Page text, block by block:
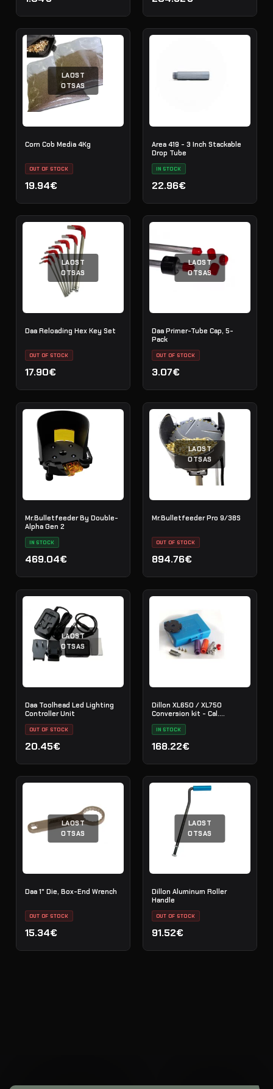
LAOST
OTSAS
Corn Cob Media 4Kg
OUT OF STOCK
19.94€
Area 419 - 3 Inch Stackable
Drop Tube
IN STOCK
22.96€
LAOST
OTSAS
Daa Reloading Hex Key Set
OUT OF STOCK
17.90€
LAOST
OTSAS
Daa Primer-Tube Cap, 5-
Pack
OUT OF STOCK
3.07€
Mr.Bulletfeeder By Double-
Alpha Gen 2
IN STOCK
469.04€
LAOST
OTSAS
Mr.Bulletfeeder Pro 9/38S
OUT OF STOCK
894.76€
LAOST
OTSAS
Daa Toolhead Led Lighting
Controller Unit
OUT OF STOCK
20.45€
Dillon XL650 / XL750
Conversion kit - Cal.
IN STOCK
168.22€
LAOST
OTSAS
Daa 1" Die, Box-End Wrench
OUT OF STOCK
15.34€
LAOST
OTSAS
Dillon Aluminum Roller
Handle
OUT OF STOCK
91.52€